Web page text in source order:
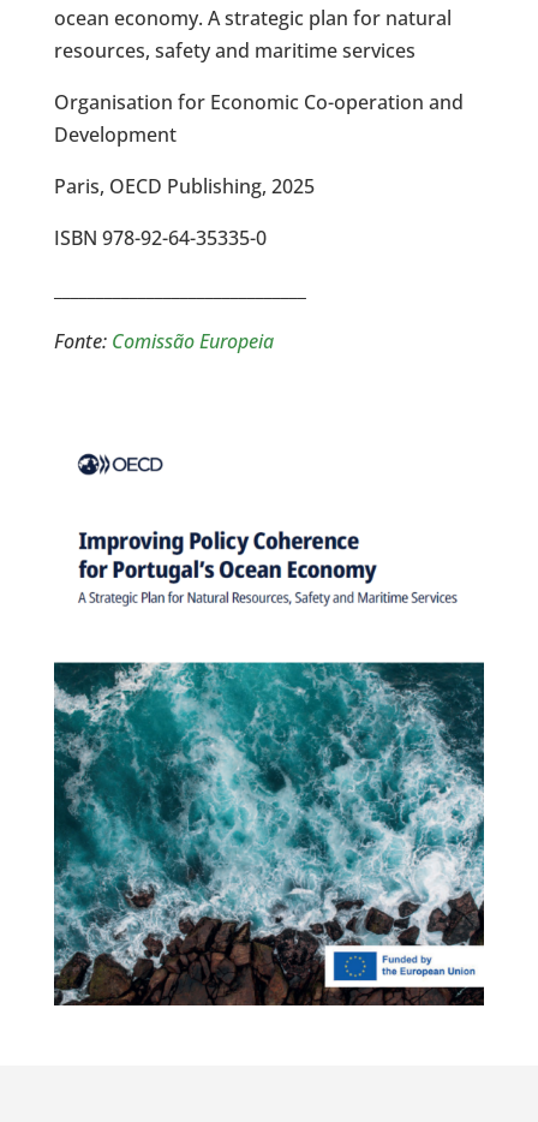
ocean economy. A strategic plan for natural
resources, safety and maritime services
Organisation for Economic Co-operation and
Development
Paris, OECD Publishing, 2025
ISBN 978-92-64-35335-0
Fonte: Comissão Europeia